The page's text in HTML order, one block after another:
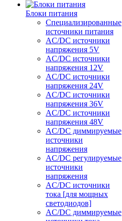
Блоки питания
Специализированные
источники питания
AC/DC источники
напряжения 5V
AC/DC источники
напряжения 12V
AC/DC источники
напряжения 24V
AC/DC источники
напряжения 36V
AC/DC источники
напряжения 48V
AC/DC диммируемые
источники
напряжения
AC/DC регулируемые
источники
напряжения
AC/DC источники
тока [для мощных
светодиодов]
AC/DC диммируемые